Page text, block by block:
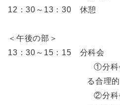
12：30～
＜午後の部＞
13：30～15：15 分科会
①分科
る合理
②分科